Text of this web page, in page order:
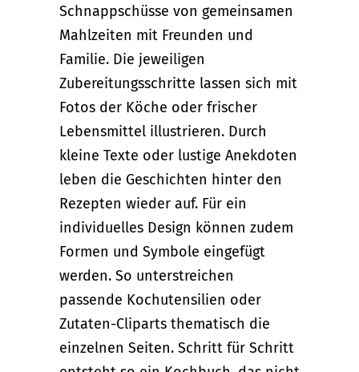
Schnappschüsse von gemeinsamen
Mahlzeiten mit Freunden und
Familie. Die jeweiligen
Zubereitungsschritte lassen sich mit
Fotos der Köche oder frischer
Lebensmittel illustrieren. Durch
kleine Texte oder lustige Anekdoten
leben die Geschichten hinter den
Rezepten wieder auf. Für ein
individuelles Design können zudem
Formen und Symbole eingefügt
werden. So unterstreichen
passende Kochutensilien oder
Zutaten-Cliparts thematisch die
einzelnen Seiten. Schritt für Schritt